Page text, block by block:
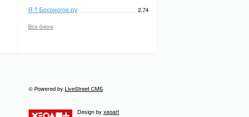
Я ? Босоногое.ру 2.74
Все блоги
© Powered by LiveStreet CMS
Design by xeoart